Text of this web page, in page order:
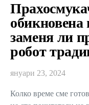
обикновена
заменя ли
робот
януари 23, 2024
Колко време сме